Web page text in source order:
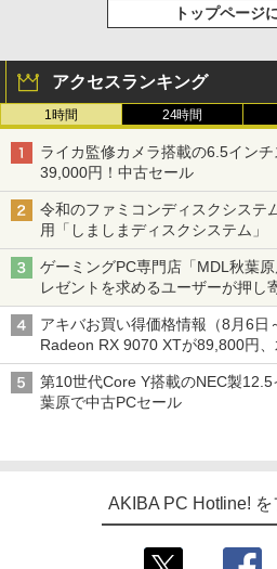
トップページ
アクセスランキング
1時間 24時間
ライカ監修カメラ搭載の6.5イン
39,000円！中古セール
令和のファミコンディスクシステ
用「しましまディスクシステム」
ゲーミングPC専門店「MDL秋葉
レゼントを求めるユーザーが押し
アキバお買い得価格情報（8月6日
Radeon RX 9070 XTが89,800円、
型モニターが9,801円、暑さ指数
第10世代Core Y搭載のNEC製
葉原で中古PCセール
AKIBA PC Hotline! を